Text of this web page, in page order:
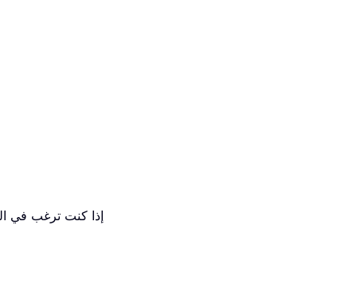
إذا كنت ترغب في الحصول على التاريخ